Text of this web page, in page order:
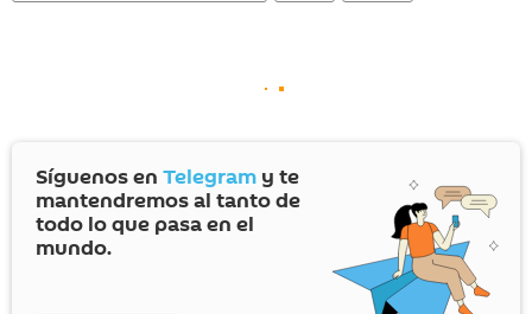
Síguenos en Telegram y te
mantendremos al tanto de
todo lo que pasa en el
mundo.